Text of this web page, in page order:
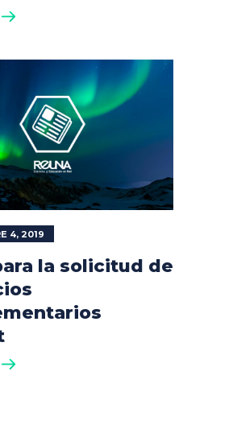
4, 2019
la solicitud de